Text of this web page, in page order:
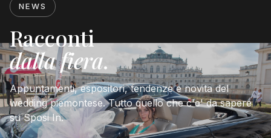
NEWS
Racconti
dalla fiera.
Appuntamenti, espositori, tendenze e novita del
wedding piemontese. Tutto quello che c'e' da sapere
su Sposi In.